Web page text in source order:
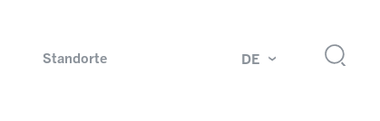
Standorte DE